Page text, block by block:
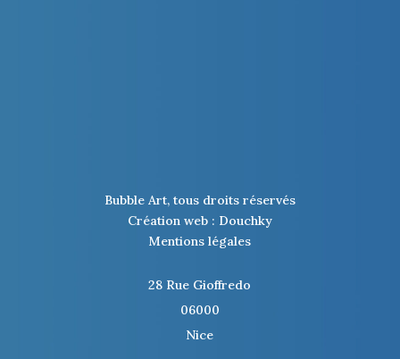
Bubble Art, tous droits réservés
Création web : Douchky
Mentions légales
28 Rue Gioffredo
06000
Nice